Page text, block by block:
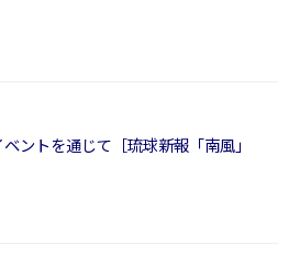
ントを通じて［琉球新報「南風」